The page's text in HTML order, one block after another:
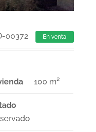
00372 En venta
100 m²